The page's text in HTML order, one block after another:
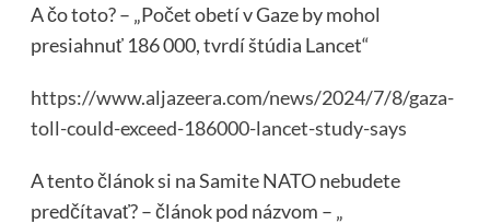
A čo toto? – „Počet obetí v Gaze by mohol
presiahnuť 186 000, tvrdí štúdia Lancet“
https://www.aljazeera.com/news/2024/7/8/gaza-
toll-could-exceed-186000-lancet-study-says
A tento článok si na Samite NATO nebudete
predčítavať? – článok pod názvom – „